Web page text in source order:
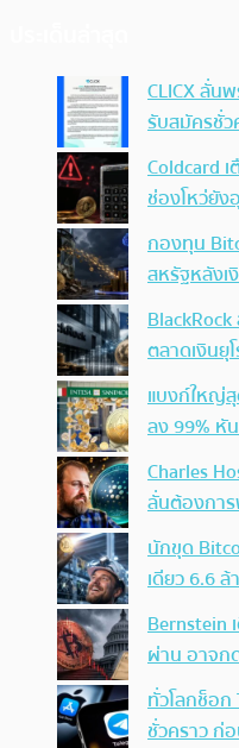
CLICX ลั่
รับสมัครชั่
Coldcard
ช่องโหว่ยัง
กองทุน
สหรัฐหลังเ
ตลาดเงินยุ
แบงก์ใหญ่
ลง 99% หั
Charles
ลั่นต้องกา
นักขุด
เดียว 6.6
Bernstein
ผ่าน อาจก
ทั่วโลกช็อก
ชั่วคราว ก่